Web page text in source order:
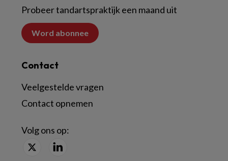
Probeer tandartspraktijk een maand uit
Word abonnee
Contact
Veelgestelde vragen
Contact opnemen
Volg ons op: